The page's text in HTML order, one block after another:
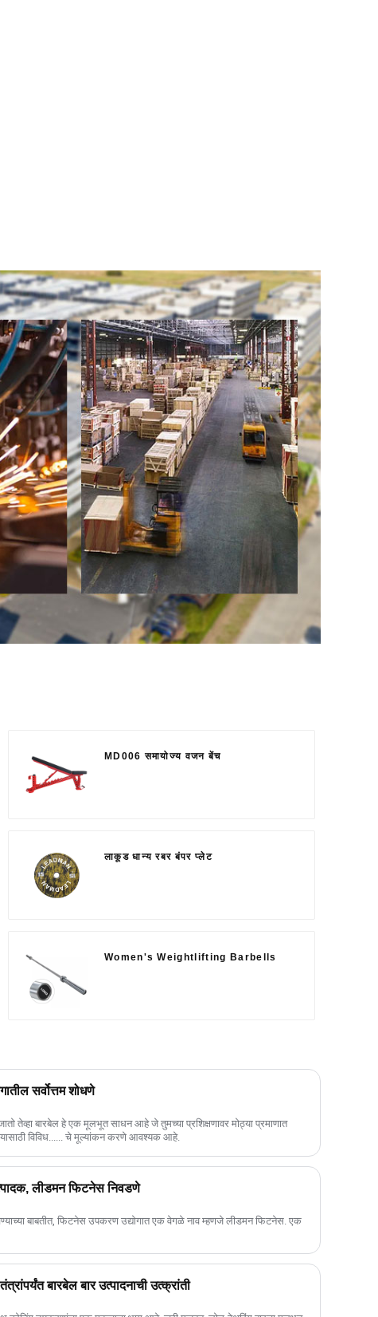
MD006 समायोज्य वजन बेंच
लाकूड धान्य रबर बंपर प्लेट
Women's Weightlifting Barbells
सर्वोत्तम शोधणे
तेव्हा बारबेल हे एक मूलभूत साधन आहे जे तुमच्या प्रशिक्षणावर मोठ्या प्रमाणात
विविध...... चे मूल्यांकन करणे आवश्यक आहे.
लीडमन फिटनेस निवडणे
बाबतीत, फिटनेस उपकरण उद्योगात एक वेगळे नाव म्हणजे लीडमन फिटनेस. एक
बारबेल बार उत्पादनाची उत्क्रांती